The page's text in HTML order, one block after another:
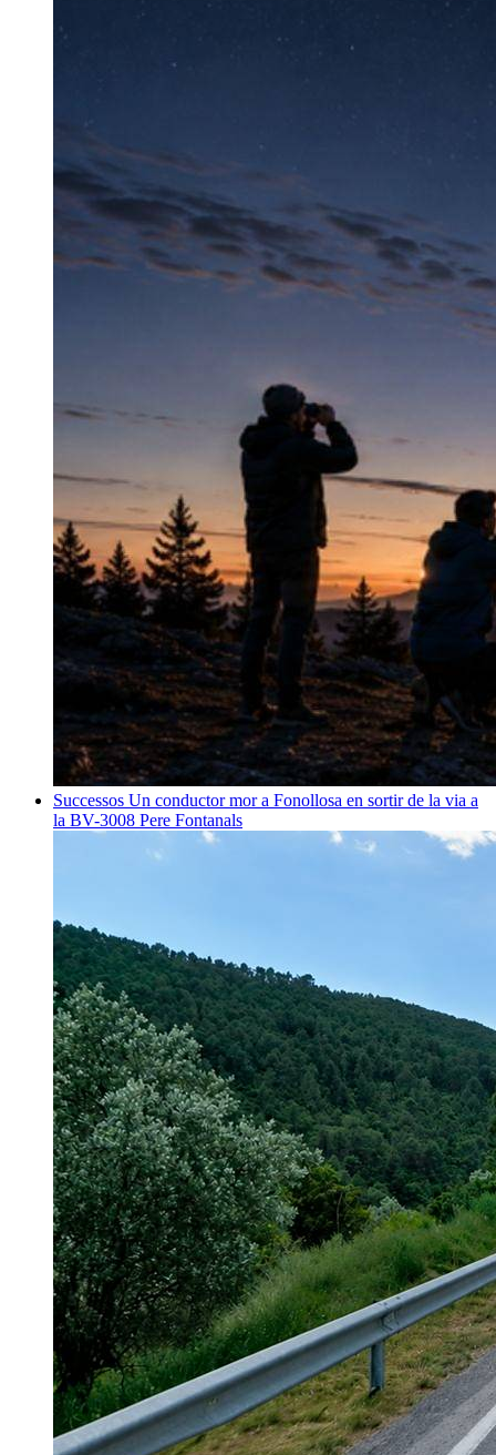
Successos Un conductor mor a Fonollosa en sortir de la via a
la BV-3008 Pere Fontanals